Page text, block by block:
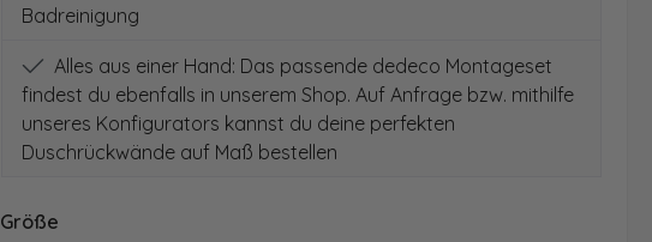
Badreinigung
Alles aus einer Hand: Das passende dedeco Montageset
findest du ebenfalls in unserem Shop. Auf Anfrage bzw. mithilfe
unseres Konfigurators kannst du deine perfekten
Duschrückwände auf Maß bestellen
Größeauswählen